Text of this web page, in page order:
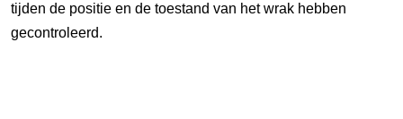
tijden de positie en de toestand van het wrak hebben
gecontroleerd.